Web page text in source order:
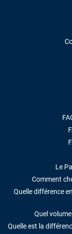
Le
Comment
Quelle différence
Quel
Quelle est la